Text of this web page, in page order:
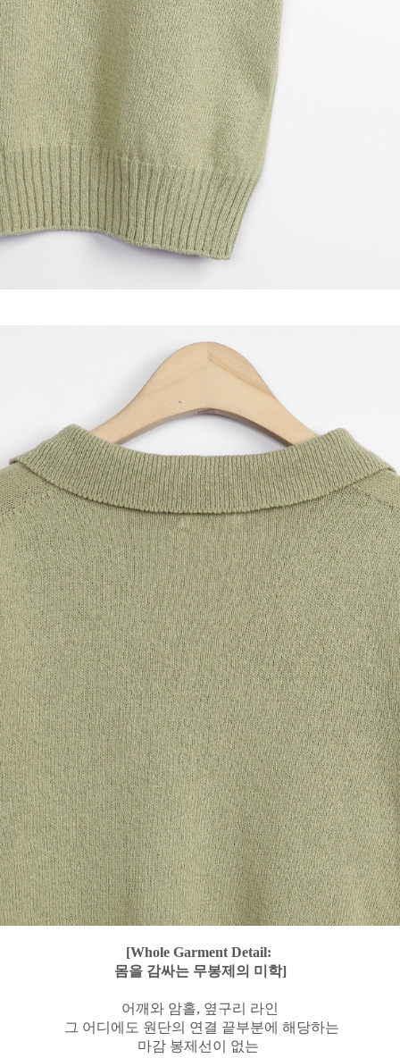
[Whole Garment Detail:
몸을 감싸는 무봉제의 미학]
어깨와 암홀, 옆구리 라인
그 어디에도 원단의 연결 끝부분에 해당하는
마감 봉제선이 없는